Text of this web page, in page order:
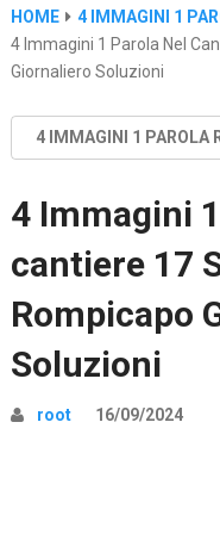
HOME
4 IMMAGINI 1
4 Immagini 1 Parola Nel
Giornaliero Soluzioni
4 IMMAGINI 1 PAROLA
4 Immagini
cantiere 17
Rompicapo
Soluzioni
root 16/09/2024